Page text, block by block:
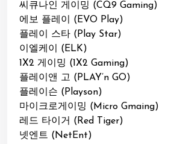
씨큐나인 게이밍 (CQ9 Gaming)
에보 플레이 (EVO Play)
플레이 스타 (Play Star)
이엘케이 (ELK)
1X2 게이밍 (1X2 Gaming)
플레이앤 고 (PLAY’n GO)
플레이슨 (Playson)
마이크로게이밍 (Micro Gmaing)
레드 타이거 (Red Tiger)
넷엔트 (NetEnt)